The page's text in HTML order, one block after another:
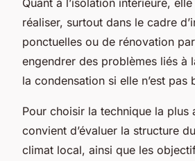
réaliser, surtout dans le cadre
ponctuelles ou de rénovation
engendrer des problèmes liés à
la condensation si elle n’est pas
Pour choisir la technique la plus
convient d’évaluer la structure
climat local, ainsi que les